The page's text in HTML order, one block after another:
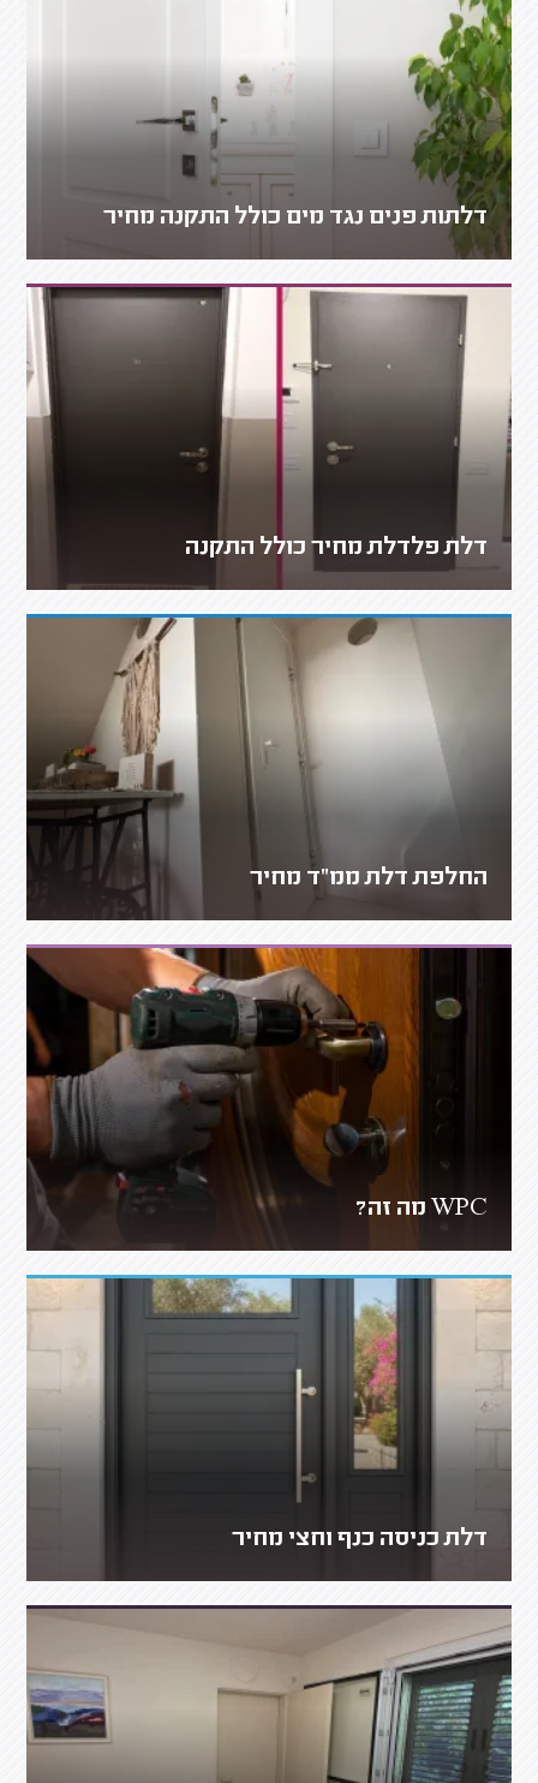
דלתות פנים נגד מים כולל התקנה מחיר
דלת פלדלת מחיר כולל התקנה
החלפת דלת ממ"ד מחיר
WPC מה זה?
דלת כניסה כנף וחצי מחיר